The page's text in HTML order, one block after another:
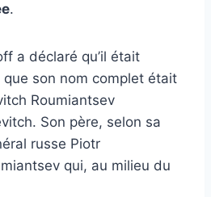
.
a déclaré qu’il était
son nom complet était
Roumiantsev
Son père, selon sa
russe Piotr
qui, au milieu du